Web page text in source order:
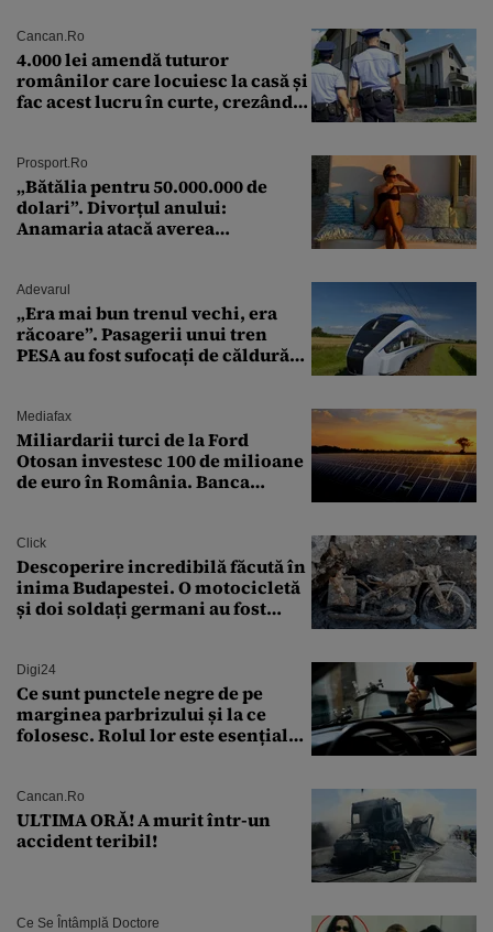
Cancan.ro
4.000 lei amendă tuturor
românilor care locuiesc la casă și
fac acest lucru în curte, crezând
Prosport.ro
„Bătălia pentru 50.000.000 de
dolari”. Divorțul anului:
Anamaria atacă averea
Adevarul
„Era mai bun trenul vechi, era
răcoare”. Pasagerii unui tren
PESA au fost sufocați de căldură
Mediafax
Miliardarii turci de la Ford
Otosan investesc 100 de milioane
de euro în România. Banca
Click
Descoperire incredibilă făcută în
inima Budapestei. O motocicletă
și doi soldați germani au fost
Digi24
Ce sunt punctele negre de pe
marginea parbrizului și la ce
folosesc. Rolul lor este esențial
Cancan.ro
ULTIMA ORĂ! A murit într-un
accident teribil!
Ce Se Întâmplă Doctore